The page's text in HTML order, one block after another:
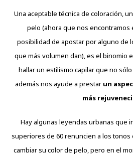
Una aceptable técnica de coloración,
pelo (ahora que nos encontramos
posibilidad de apostar por alguno de
que más volumen dan), es el binomio
hallar un estilismo capilar que no
además nos ayude a prestar un
más
Hay algunas leyendas urbanas que
superiores de 60 renuncien a los
cambiar su color de pelo, pero en el